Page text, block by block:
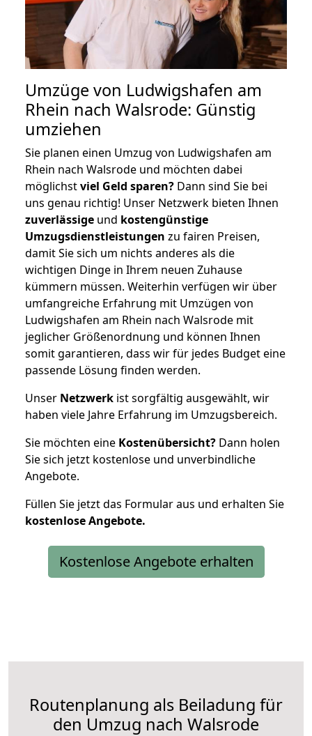
Umzüge von Ludwigshafen am
Rhein nach Walsrode: Günstig
umziehen
Sie planen einen Umzug von Ludwigshafen am
Rhein nach Walsrode und möchten dabei
möglichstviel Geld sparen? Dann sind Sie bei
uns genau richtig! Unser Netzwerk bieten Ihnen
zuverlässige und kostengünstige
Umzugsdienstleistungen zu fairen Preisen,
damit Sie sich um nichts anderes als die
wichtigen Dinge in Ihrem neuen Zuhause
kümmern müssen. Weiterhin verfügen wir über
umfangreiche Erfahrung mit Umzügen von
Ludwigshafen am Rhein nach Walsrode mit
jeglicher Größenordnung und können Ihnen
somit garantieren, dass wir für jedes Budget eine
passende Lösung finden werden.
Unser Netzwerk ist sorgfältig ausgewählt, wir
haben viele Jahre Erfahrung im Umzugsbereich.
Sie möchten eine Kostenübersicht? Dann holen
Sie sich jetzt kostenlose und unverbindliche
Angebote.
Füllen Sie jetzt das Formular aus und erhalten Sie
kostenloseAngebote.
Kostenlose Angebote erhalten
Routenplanung als Beiladung für
den Umzug nach Walsrode